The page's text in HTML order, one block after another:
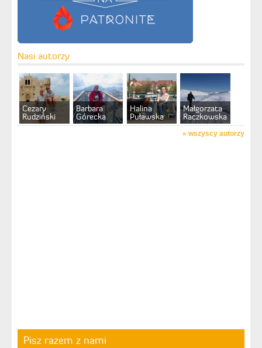
Nasi autorzy
Cezary
Rudziński
Barbara
Górecka
Halina
Puławska
Małgorzata
Raczkowska
» wszyscy autorzy
Pisz razem z nami